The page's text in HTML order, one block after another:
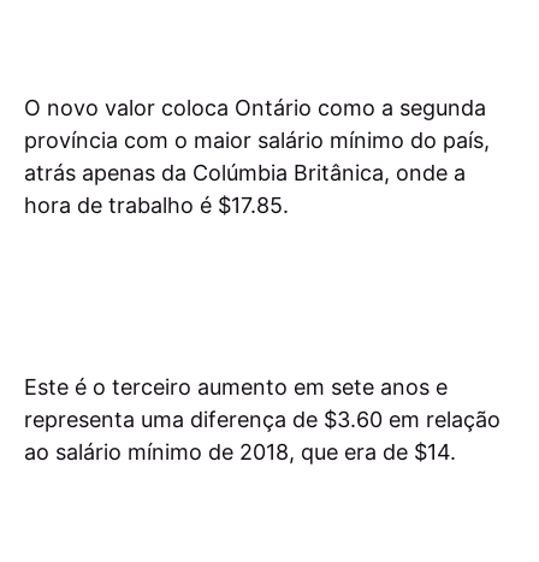
O novo valor coloca Ontário como a segunda
província com o maior salário mínimo do país,
atrás apenas da Colúmbia Britânica, onde a
hora de trabalho é $17.85.
Este é o terceiro aumento em sete anos e
representa uma diferença de $3.60 em relação
ao salário mínimo de 2018, que era de $14.